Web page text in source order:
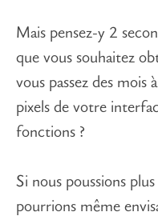
Mais pensez-y 2
que vous souhaitez
vous passez des mois
pixels de votre
fonctions ?
Si nous poussions
pourrions même